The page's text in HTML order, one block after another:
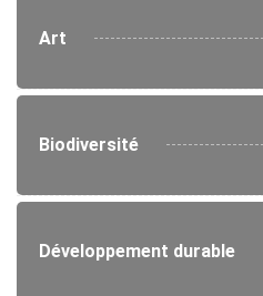
Art
Biodiversité
Développement durable